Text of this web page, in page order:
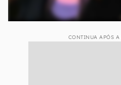
CONTINUA APÓS